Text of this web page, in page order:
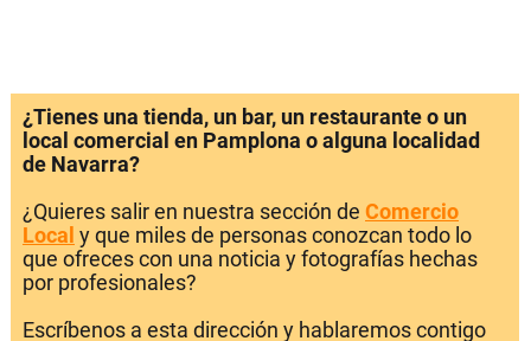
¿Tienes una tienda, un bar, un restaurante o un
local comercial en Pamplona o alguna localidad
de Navarra?
¿Quieres salir en nuestra sección de Comercio
Local y que miles de personas conozcan todo lo
que ofreces con una noticia y fotografías hechas
por profesionales?
Escríbenos a esta dirección y hablaremos contigo